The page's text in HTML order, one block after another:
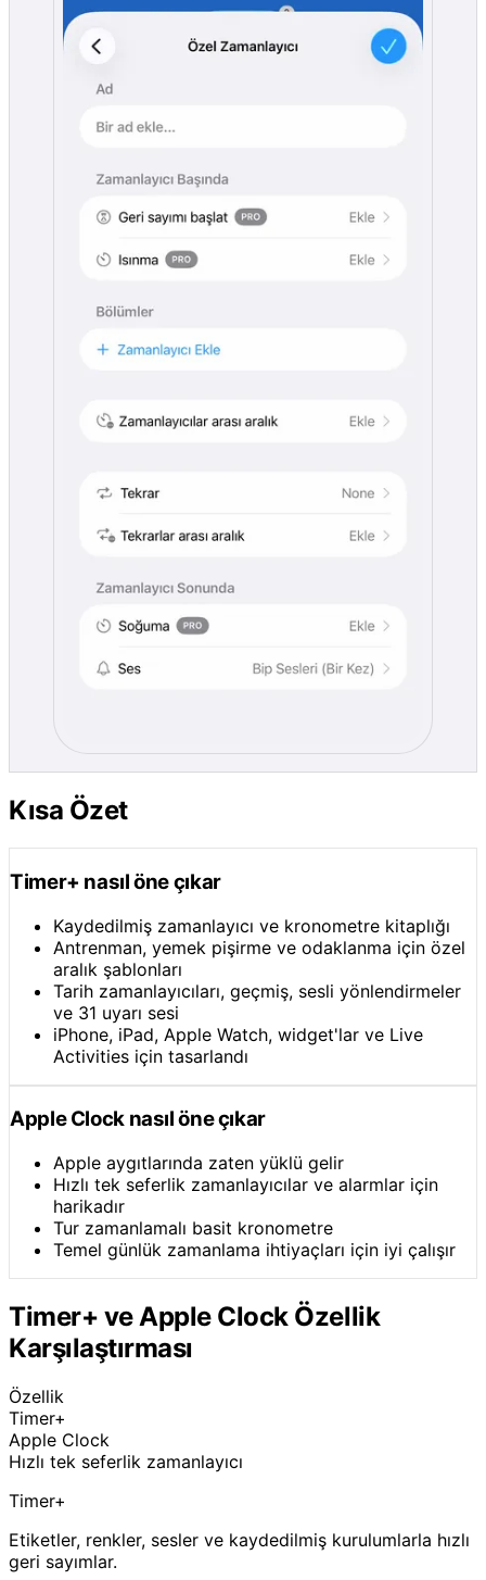
Kısa Özet
Timer+ nasıl öne çıkar
Kaydedilmiş zamanlayıcı ve kronometre kitaplığı
Antrenman, yemek pişirme ve odaklanma için özel
aralık şablonları
Tarih zamanlayıcıları, geçmiş, sesli yönlendirmeler
ve 31 uyarı sesi
iPhone, iPad, Apple Watch, widget'lar ve Live
Activities için tasarlandı
Apple Clock nasıl öne çıkar
Apple aygıtlarında zaten yüklü gelir
Hızlı tek seferlik zamanlayıcılar ve alarmlar için
harikadır
Tur zamanlamalı basit kronometre
Temel günlük zamanlama ihtiyaçları için iyi çalışır
Timer+ ve Apple Clock Özellik
Karşılaştırması
Özellik
Timer+
Apple Clock
Hızlı tek seferlik zamanlayıcı
Timer+
Etiketler, renkler, sesler ve kaydedilmiş kurulumlarla hızlı
geri sayımlar.